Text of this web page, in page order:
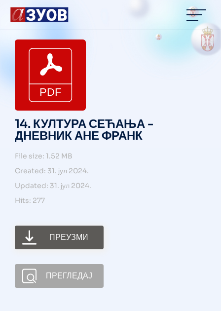
14. КУЛТУРА СЕЋАЊА -
ДНЕВНИК АНЕ ФРАНК
File size: 1.52 MB
Created: 31. јул 2024.
Updated: 31. јул 2024.
Hits: 277
ПРЕУЗМИ
ПРЕГЛЕДАЈ